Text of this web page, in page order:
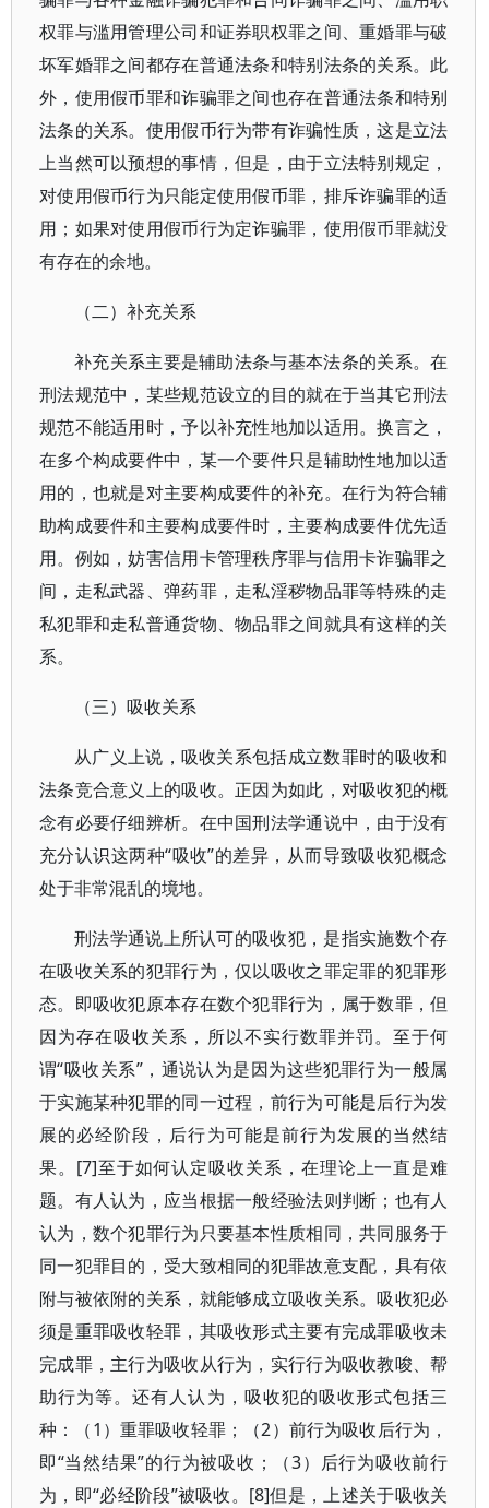
权罪与滥用管理公司和证券职权罪之间、重婚罪与破
坏军婚罪之间都存在普通法条和特别法条的关系。此
外，使用假币罪和诈骗罪之间也存在普通法条和特别
法条的关系。使用假币行为带有诈骗性质，这是立法
上当然可以预想的事情，但是，由于立法特别规定，
对使用假币行为只能定使用假币罪，排斥诈骗罪的适
用；如果对使用假币行为定诈骗罪，使用假币罪就没
有存在的余地。
（二）补充关系
补充关系主要是辅助法条与基本法条的关系。在
刑法规范中，某些规范设立的目的就在于当其它刑法
规范不能适用时，予以补充性地加以适用。换言之，
在多个构成要件中，某一个要件只是辅助性地加以适
用的，也就是对主要构成要件的补充。在行为符合辅
助构成要件和主要构成要件时，主要构成要件优先适
用。例如，妨害信用卡管理秩序罪与信用卡诈骗罪之
间，走私武器、弹药罪，走私淫秽物品罪等特殊的走
私犯罪和走私普通货物、物品罪之间就具有这样的关
系。
（三）吸收关系
从广义上说，吸收关系包括成立数罪时的吸收和
法条竞合意义上的吸收。正因为如此，对吸收犯的概
念有必要仔细辨析。在中国刑法学通说中，由于没有
充分认识这两种“吸收”的差异，从而导致吸收犯概念
处于非常混乱的境地。
刑法学通说上所认可的吸收犯，是指实施数个存
在吸收关系的犯罪行为，仅以吸收之罪定罪的犯罪形
态。即吸收犯原本存在数个犯罪行为，属于数罪，但
因为存在吸收关系，所以不实行数罪并罚。至于何
谓“吸收关系”，通说认为是因为这些犯罪行为一般属
于实施某种犯罪的同一过程，前行为可能是后行为发
展的必经阶段，后行为可能是前行为发展的当然结
果。[7]至于如何认定吸收关系，在理论上一直是难
题。有人认为，应当根据一般经验法则判断；也有人
认为，数个犯罪行为只要基本性质相同，共同服务于
同一犯罪目的，受大致相同的犯罪故意支配，具有依
附与被依附的关系，就能够成立吸收关系。吸收犯必
须是重罪吸收轻罪，其吸收形式主要有完成罪吸收未
完成罪，主行为吸收从行为，实行行为吸收教唆、帮
助行为等。还有人认为，吸收犯的吸收形式包括三
种：（1）重罪吸收轻罪；（2）前行为吸收后行为，
即“当然结果”的行为被吸收；（3）后行为吸收前行
为，即“必经阶段”被吸收。[8]但是，上述关于吸收关